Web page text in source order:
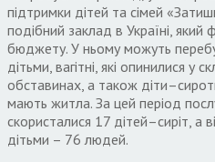
підтримки дітей та сімей
подібний заклад в Україні, який
бюджету. У ньому можуть
дітьми, вагітні, які опинилися у
обставинах, а також діти–
мають житла. За цей період
скористалися 17 дітей–сиріт, а
дітьми – 76людей.